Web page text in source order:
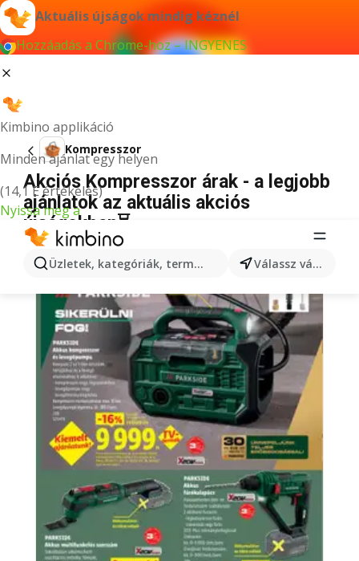
Aktuális újságok mindig kéznél
Hozzáadás a Chrome-hoz – INGYENES
Kimbino applikáció
Minden ajánlat egy helyen
(14,1 E értékelés)
Nyissa meg a
Üzletek, kategóriák, termékek keresése... Válassz várost
Kompresszor
Akciós Kompresszor árak - a legjobb
ajánlatok az aktuális akciós
újságokban⏳